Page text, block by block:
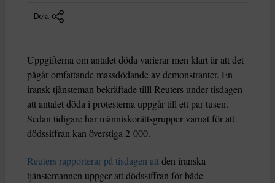
Dela
Uppgifterna om antalet döda varierar men klart är att det
pågår omfattande massdödande av demonstranter. En
iransk tjänsteman bekräftade tilll Reuters under tisdagen
att antalet döda i protesterna uppgår till ett par tusen.
Sedan tidigare har människorättsgrupper varnat för att
dödssiffran kan överstiga 2 000.
Reuters rapporterar på tisdagen attden iranska
tjänstemannen uppger att dödssiffran för både